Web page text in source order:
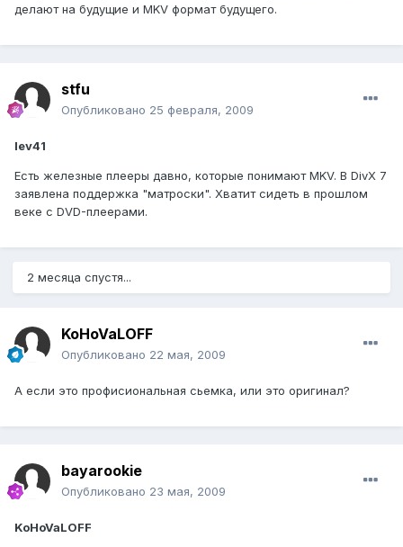
делают на будущие и MKV формат будущего.
stfu
Опубликовано 25 февраля, 2009
lev41
Есть железные плееры давно, которые понимают MKV. В DivX 7
заявлена поддержка "матроски". Хватит сидеть в прошлом
веке с DVD-плеерами.
2 месяца спустя...
KoHoVaLOFF
Опубликовано 22 мая, 2009
А если это профисиональная сьемка, или это оригинал?
bayarookie
Опубликовано 23 мая, 2009
KoHoVaLOFF